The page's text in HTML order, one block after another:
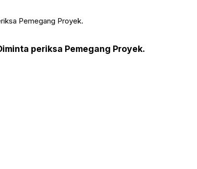
Pemegang Proyek.
periksa Pemegang Proyek.